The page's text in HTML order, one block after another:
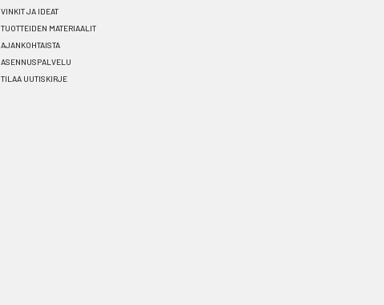
VINKIT JA IDEAT
TUOTTEIDEN MATERIAALIT
AJANKOHTAISTA
ASENNUSPALVELU
TILAA UUTISKIRJE